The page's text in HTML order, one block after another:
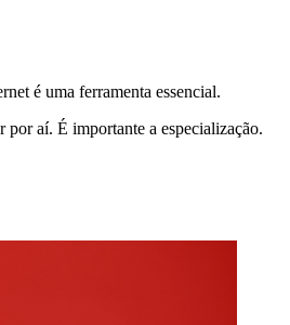
é uma ferramenta essencial.
por aí. É importante a especialização.